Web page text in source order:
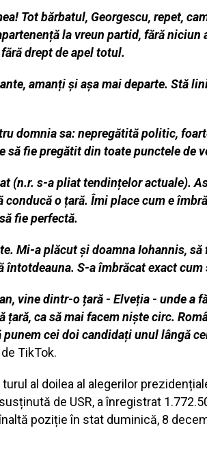
Tot bărbatul, Georgescu, repet,
la vreun partid, fără
drept de apel totul.
amanți și așa mai departe. Stă
domnia sa: nepregătită politic,
fie pregătit din toate punctele de
(n.r. s-a pliat tendințelor actuale).
o țară. Îmi place cum e
fie perfectă.
Mi-a plăcut și doamna Iohannis,
S-a îmbrăcat exact
vine dintr-o țară - Elveția - unde a
ca să mai facem niște circ.
cei doi candidați unul lângă
TikTok.
al doilea al alegerilor
de USR, a înregistrat
poziție în stat duminică, 8